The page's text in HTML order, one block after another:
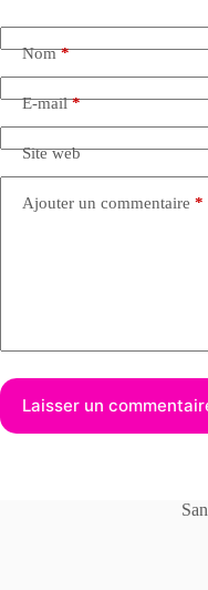
Nom*
E-mail*
Site web
Ajouter un commentaire *
Laisser un